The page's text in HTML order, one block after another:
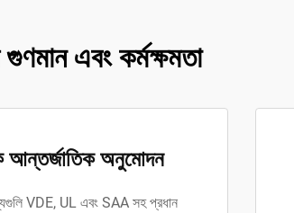
এবং কর্মক্ষমতা
আন্তর্জাতিক অনুমোদন
VDE, UL এবং SAA সহ প্রধান